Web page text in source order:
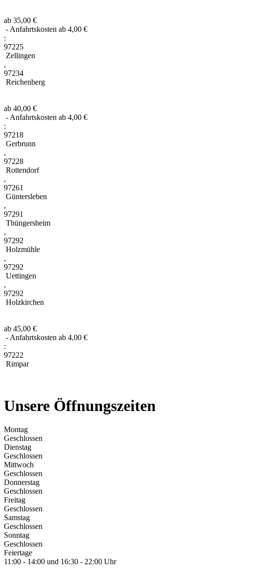
ab 35,00 €
- Anfahrtskosten ab 4,00 €
:
97225
Zellingen
,
97234
Reichenberg
ab 40,00 €
- Anfahrtskosten ab 4,00 €
:
97218
Gerbrunn
,
97228
Rottendorf
,
97261
Güntersleben
,
97291
Thüngersheim
,
97292
Holzmühle
,
97292
Uettingen
,
97292
Holzkirchen
ab 45,00 €
- Anfahrtskosten ab 4,00 €
:
97222
Rimpar
Unsere Öffnungszeiten
Montag
Geschlossen
Dienstag
Geschlossen
Mittwoch
Geschlossen
Donnerstag
Geschlossen
Freitag
Geschlossen
Samstag
Geschlossen
Sonntag
Geschlossen
Feiertage
11:00 - 14:00 und 16:30 - 22:00 Uhr